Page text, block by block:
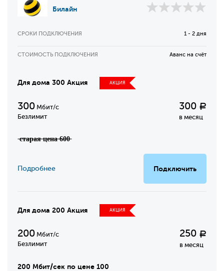
Билайн
СРОКИ ПОДКЛЮЧЕНИЯ 1 - 2 дня
СТОИМОСТЬ ПОДКЛЮЧЕНИЯ Аванс на счёт
Для дома 300 Акция АКЦИЯ
300 Мбит/с
Безлимит
300 Р
в месяц
̶с̶т̶а̶р̶а̶я̶ ̶ц̶е̶н̶а̶ ̶6̶0̶0̶
Подключить
Подробнее
Для дома 200 Акция АКЦИЯ
200 Мбит/с
Безлимит
250 Р
в месяц
200 Мбит/сек по цене 100